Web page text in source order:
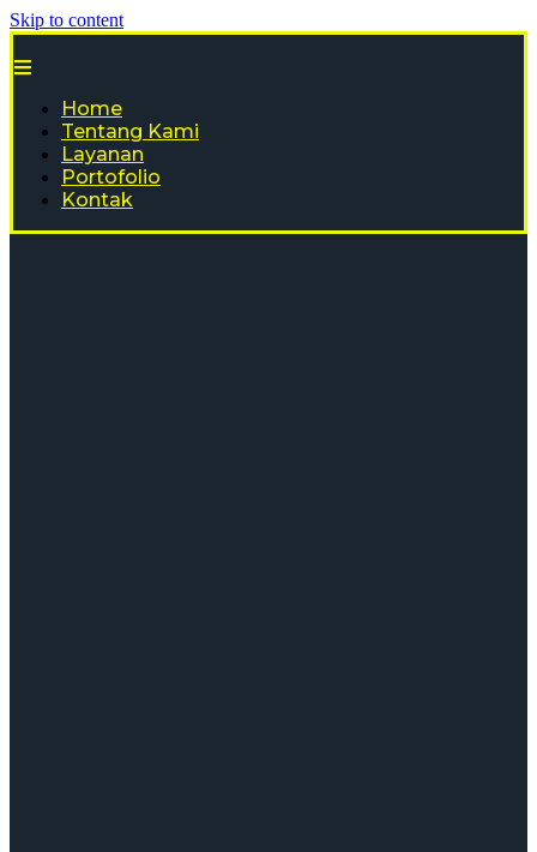
Skip to content
Home
Tentang Kami
Layanan
Portofolio
Kontak